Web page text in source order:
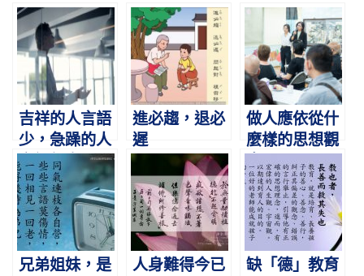
吉祥的人言語
少，急躁的人
言語很多
進必趨，退必
遲
做人應依從什
麼樣的思想觀
念
兄弟姐妹，是
人身難得今已
缺「德」教育